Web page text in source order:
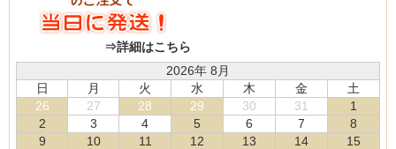
⇒詳細はこちら
2026年 8月
日
月 火 水 木 金
土
26
27 28 29 30 31
1
2
3 4 5 6 7
8
9
10 11 12 13 14
15